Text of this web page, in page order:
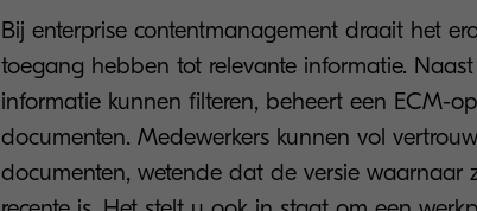
Bij enterprise contentmanagement draait het
toegang hebben tot relevante informatie.
informatie kunnen filteren, beheert een ECM-
documenten. Medewerkers kunnen vol
documenten, wetende dat de versie waarnaar